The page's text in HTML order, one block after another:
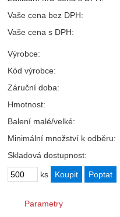
Vaše cena bez DPH:
Vaše cena s DPH:
Výrobce:
Kód výrobce:
Záruční doba:
Hmotnost:
Balení malé/velké:
Minimální množství k odběru:
Skladová dostupnost:
ks
Parametry